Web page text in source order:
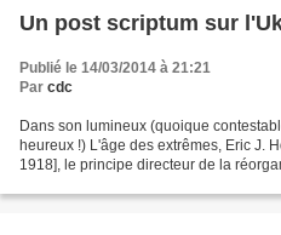
Un post scriptum sur
Publié le 14/03/2014 à 21:21
Par cdc
Dans son lumineux (quoique
heureux !) L'âge des extrêmes, Eric J.
1918], le principe directeur de la